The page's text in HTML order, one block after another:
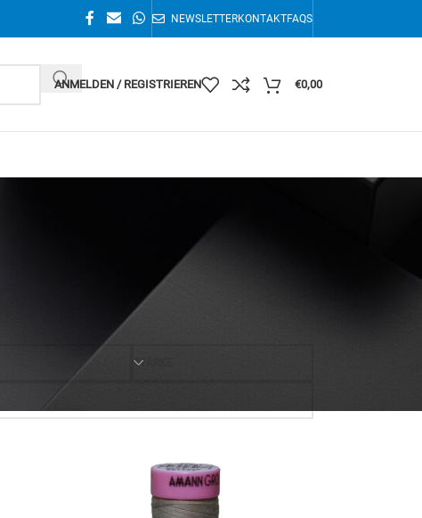
NEWSLETTERKONTAKTFAQS
ANMELDEN / REGISTRIEREN €0,00
1–16 von 189 Ergebnissen werden angezeigt
STÄRKE